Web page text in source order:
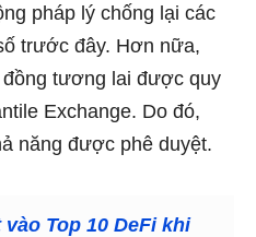
pháp lý chống lại các
trước đây. Hơn nữa,
tương lai được quy
Exchange. Do đó,
năng được phê duyệt.
Top 10 DeFi khi